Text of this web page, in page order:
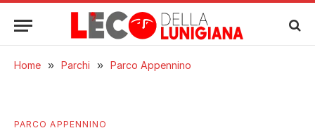
Home » Parchi » Parco Appennino
PARCO APPENNINO